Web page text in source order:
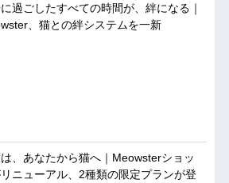
過ごしたすべての時間が、絆になる｜
、猫との絆システムを一新
、あなたから猫へ｜Meowsterショッ
ニューアル、2種類の限定プランが登